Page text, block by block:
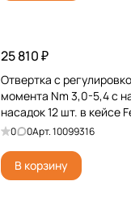
25 810 ₽
Отвертка c
момента Nm 3,0-5,4 с
насадок 12 шт. в кейсе
0 0Арт.10099316
В корзину